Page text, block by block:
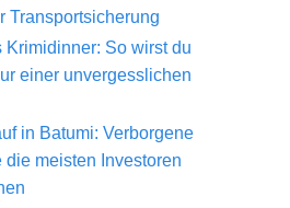
Transportsicherung
Krimidinner: So wirst du
einer unvergesslichen
in Batumi: Verborgene
die meisten Investoren